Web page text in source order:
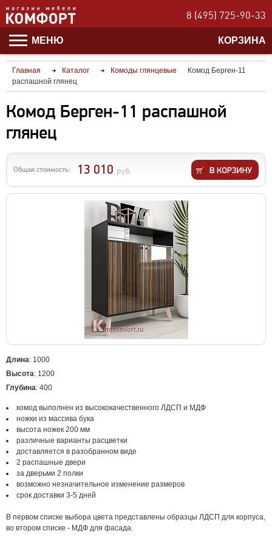
8 (495) 725-90-33
МЕНЮ КОРЗИНА
Главная Каталог Комоды глянцевые
Комод Берген-11
распашной глянец
Комод Берген-11 распашной
глянец
Общая стоимость: 13 010 руб.
Длина: 1000
Высота: 1200
Глубина: 400
комод выполнен из высококачественного ЛДСП и МДФ
ножки из массива бука
высота ножек 200 мм
различные варианты расцветки
доставляется в разобранном виде
2 распашные двери
за дверьми 2 полки
возможно незначительное изменение размеров
срок доставки 3-5 дней
В первом списке выбора цвета представлены образцы ЛДСП для корпуса,
во втором списке - МДФ для фасада.